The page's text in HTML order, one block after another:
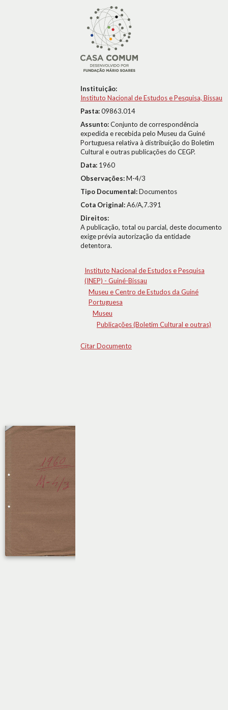
Instituição:
Instituto Nacional de Estudos e Pesquisa, Bissau
Pasta:09863.014
Assunto:Conjunto de correspondência
expedida e recebida pelo Museu da Guiné
Portuguesa relativa à distribuição do Boletim
Cultural e outras publicações do CEGP.
Data: 1960
Observações:M-4/3
Tipo Documental:Documentos
Cota Original:A6/A,7.391
Direitos:
A publicação, total ou parcial, deste documento
exige prévia autorização da entidade
detentora.
Instituto Nacional de Estudos e Pesquisa
(INEP) - Guiné-Bissau
Museu e Centro de Estudos da Guiné
Portuguesa
Museu
Publicações (Boletim Cultural e outras)
Citar Documento